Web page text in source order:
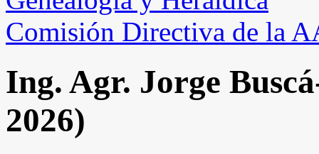
Comisión Directiva de la
Ing. Agr. Jorge
2026)